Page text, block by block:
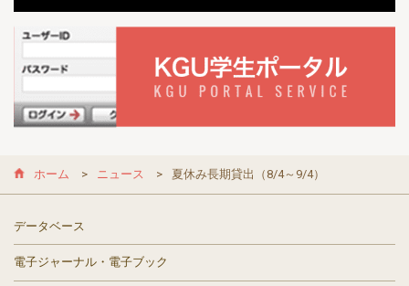
ホーム ニュース 夏休み長期貸出（8/4～9/4）
データベース
電子ジャーナル・電子ブック